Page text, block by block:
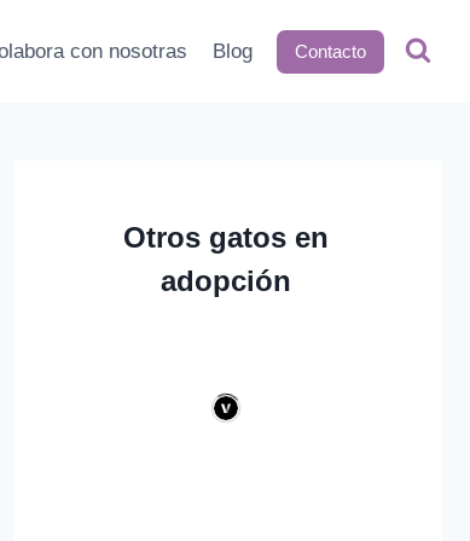
con nosotras Blog Contacto
Otros gatos en
adopción